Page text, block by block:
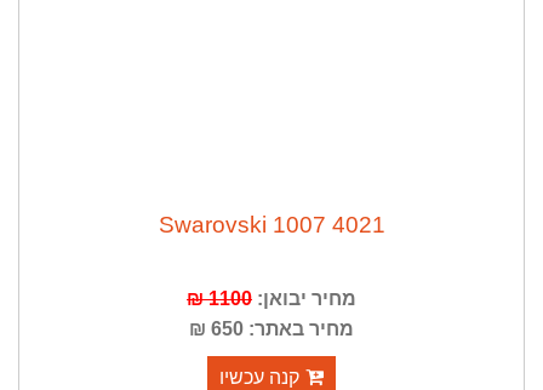
Swarovski 1007 4021
מחיר יבואן:1100 ₪
מחיר באתר: 650 ₪
קנה עכשיו